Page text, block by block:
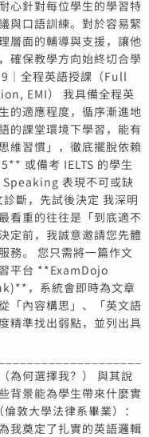
心針對每位學生的學習特
與口語訓練。對於容易緊
層面的輔導與支援，讓他
確保教學方向始終切合學
｜全程英語授課（Full
EMI） 我具備全程英
的適應程度，循序漸進地
的課堂環境下學習，能有
維習慣」，徹底擺脫依賴
或備考 IELTS 的學生
表現不可或缺
斷，先試後決定 我深明
看重的往往是「到底適不
定前，我誠意邀請您先體
務。 您只需將一篇作文
平台 **ExamDojo
，系統會即時為文章
「內容構思」、「英文語
精準找出弱點，並列出具
為何選擇我？） 與其說
背景能為學生帶來什麼實
敦大學法律系畢業）：
我奠定了扎實的英語邏輯